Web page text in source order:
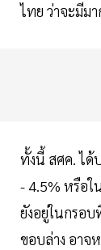
ไทย ว่าจะมีม
ทั้งนี้ สศค. ได้
- 4.5% หรือใ
ยังอยู่ในกรอบ
ขอบล่าง อาจ